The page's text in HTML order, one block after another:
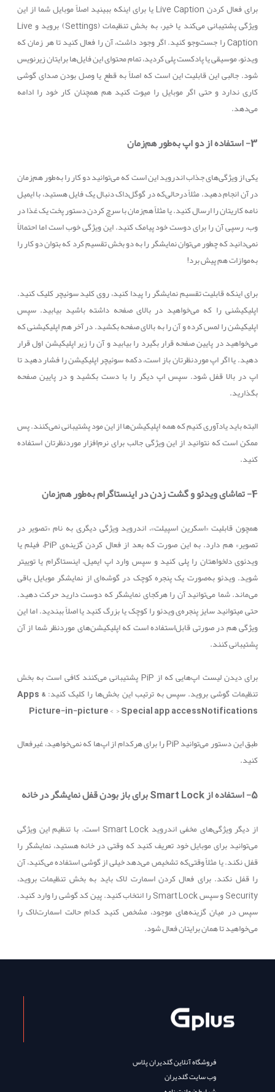
برای فعال کردنLive Captionیا برای اینکه ببینید اصلاً موبایل شما از این
ویژگی پشتیبانی می‌کند یا خیر، به بخش تنظیمات (Settings) بروید وLive
Captionرا جست‌وجو کنید. اگر وجود داشت، آن را فعال کنید تا هر زمان که
ویدئو، موسیقی یا پادکست پلی کردید، تمام محتوای این فایل‌ها برایتان زیرنویس
شود. جالبی این قابلیت این است که اصلاً به قطع یا وصل بودن صدای گوشی
کاری ندارد و حتی اگر موبایل را میوت کنید هم همچنان کار خود را ادامه
می‌دهد.
3- استفاده از دو اپ به‌طور هم‌زمان
یکی از ویژگی‌های جذاب اندروید این است که می‌توانید دو کار را به‌طور هم‌زمان
در آن انجام دهید. مثلاً درحالی‌که در گوگل‌داک دنبال یک فایل هستید، با ایمیل
نامه کاریتان را ارسال کنید. یا مثلاً هم‌زمان با سرچ کردن دستور پخت یک غذا در
وب، رسپی آن را برای دوست خود پیامک کنید. این ویژگی خوب است اما احتمالاً
نمی‌دانید که چطور می‌توان نمایشگر را به دو بخش تقسیم کرد که بتوان دو کار را
به‌موازات هم پیش برد!
برای اینکه قابلیت تقسیم نمایشگر را پیدا کنید، روی کلید سوئیچر کلیک کنید.
اپلیکیشنی را که می‌خواهید در بالای صفحه داشته باشید بیابید. سپس
اپلیکیشن را لمس کرده و آن را به بالای صفحه بکشید. در آخر هم اپلیکیشنی که
می‌خواهید در پایین صفحه قرار بگیرد را بیابید و آن را زیر اپلیکیشن اول قرار
دهید. یا اگر اپ موردنظرتان باز است، دکمه سوئیچر اپلیکیشن را فشار دهید تا
اپ در بالا قفل شود. سپس اپ دیگر را با دست بکشید و در پایین صفحه
بگذارید.
البته باید یادآوری کنیم که همه اپلیکیشن‌ها از این مود پشتیبانی نمی‌کنند. پس
ممکن است که نتوانید از این ویژگی جالب برای نرم‌افزار موردنظرتان استفاده
کنید.
4- تماشای ویدئو و گشت زدن در اینستاگرام به‌طور هم‌زمان
همچون قابلیت «اسکرین اسپیلت»، اندروید ویژگی دیگری به نام «تصویر در
تصویر» هم دارد. به این صورت که بعد از فعال کردن گزینه‌یPiP، فیلم یا
ویدئوی دلخواهتان را پلی کنید و سپس وارد اپ ایمیل، اینستاگرام یا توییتر
شوید. ویدئو به‌صورت یک پنجره کوچک در گوشه‌ای از نمایشگر موبایل باقی
می‌ماند. شما می‌توانید آن را هرکجای نمایشگر که دوست دارید حرکت دهید.
حتی می‎توانید سایز پنجره‌ی ویدئو را کوچک یا بزرگ کنید یا اصلاً ببندید. اما این
ویژگی هم در صورتی قابل‌استفاده است که اپلیکیشن‌های موردنظر شما از آن
پشتیبانی کنند.
برای دیدن لیست اپ‌هایی که ازPiPپشتیبانی می‌کنند کافی است به بخش
تنظیمات گوشی بروید. سپس به ترتیب این بخش‌ها را کلیک کنید:Apps &
Notifications
>Special app access
>
Picture-in-picture
طبق این دستور می‌توانیدPiPرا برای هرکدام از اپ‌ها که نمی‌خواهید، غیرفعال
کنید.
5- استفاده از Smart Lockبرای باز بودن قفل نمایشگر در خانه
از دیگر ویژگی‌های مخفی اندروید Smart Lock است. با تنظیم این ویژگی
می‌توانید برای موبایل خود تعریف کنید که وقتی در خانه هستید، نمایشگر را
قفل نکند. یا مثلاً وقتی‌که تشخیص می‌دهد خیلی از گوشی استفاده می‌کنید، آن
را قفل نکند. برای فعال کردن اسمارت لاک باید به بخش تنظیمات بروید،
Securityو سپسSmart Lockرا انتخاب کنید. پین کد گوشی را وارد کنید.
سپس در میان گزینه‌های موجود، مشخص کنید کدام حالت اسمارت‌لاک را
می‌خواهید تا همان برایتان فعال شود.
فروشگاه آنلاین گلدیران پلاس
وب سایت گلدیران